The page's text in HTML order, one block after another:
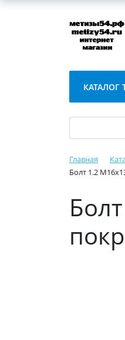
КАТАЛОГ
Главная
Болт 1.2